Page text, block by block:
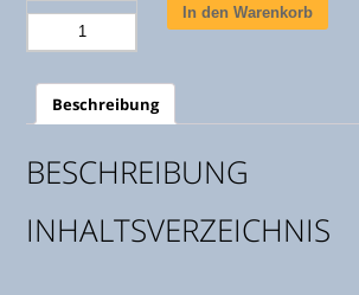
Stahlreport
Ausgabe
5/2018
Menge
In den Warenkorb
Beschreibung
BESCHREIBUNG
INHALTSVERZEICHNIS